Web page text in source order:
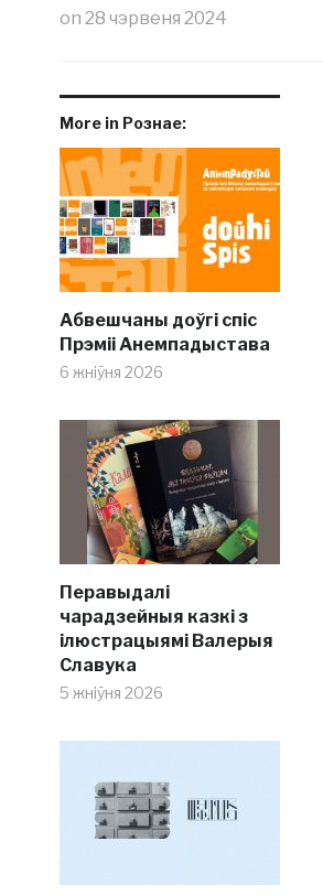
on 28 чэрвеня 2024
More in Рознае:
Абвешчаны доўгі спіс
Прэміі Анемпадыстава
6 жніўня 2026
Перавыдалі
чарадзейныя казкі з
ілюстрацыямі Валерыя
Славука
5 жніўня 2026